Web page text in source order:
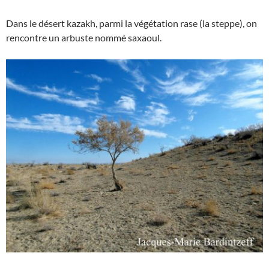
Dans le désert kazakh, parmi la végétation rase (la steppe), on
rencontre un arbuste nommé saxaoul.